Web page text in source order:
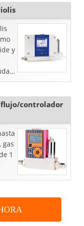
y
flujo/controlador
gas
1